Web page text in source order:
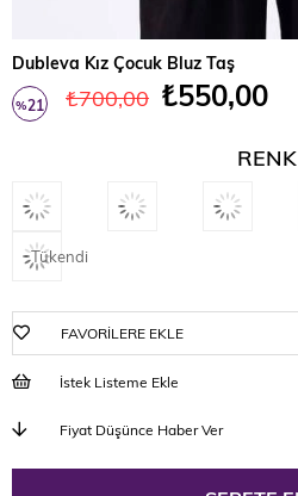
Dubleva Kız Çocuk Bluz Taş
%21 ₺700,00 ₺550,00
RENK
Tükendi
FAVORILERE EKLE
İstek Listeme Ekle
Fiyat Düşünce Haber Ver